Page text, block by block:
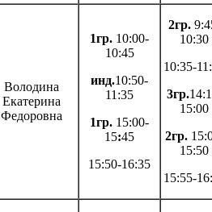
Володина
Екатерина
Федоровна
1гр. 10:00-
10:45
инд.10:50-
11:35
1гр. 15:00-
15:45
15:50-16:35
2гр.
10:30
10:35-
3гр.
15:00
2гр.
15:50
15:55-